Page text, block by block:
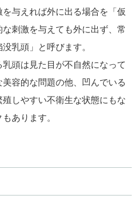
与えれば外に出る場合を「仮
刺激を与えても外に出ず、常
乳頭」と呼びます。
頭は見た目が不自然になって
容的な問題の他、凹んでいる
しやすい不衛生な状態にもな
あります。